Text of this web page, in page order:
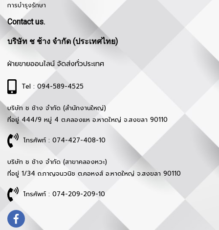
การบำรุงรักษา
Contact us.
บริษัท ช ช้าง จำกัด (ประเทศไทย)
ฝ่ายขายออนไลน์ จัดส่งทั่วประเทศ
Tel : 094-589-4525
บริษัท ช ช้าง จำกัด (สำนักงานใหญ่)
ที่อยู่ 444/9 หมู่ 4 ต.คลองแห อ.หาดใหญ่ จ.สงขลา 90110
โทรศัพท์ : 074-427-408-10
บริษัท ช ช้าง จำกัด (สาขาคลองหวะ)
ที่อยู่ 1/34 ถ.กาญจนวนิช ต.คอหงส์ อ.หาดใหญ่ จ.สงขลา 90110
โทรศัพท์ : 074-209-209-10